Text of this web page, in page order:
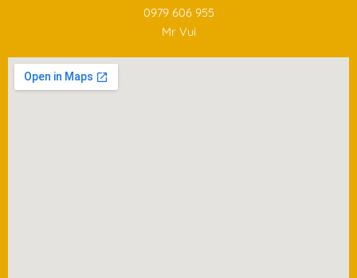
0979 606 955
Mr Vui